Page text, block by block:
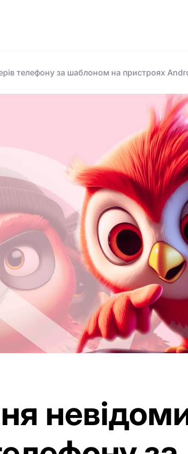
телефону за шаблоном на пристроях